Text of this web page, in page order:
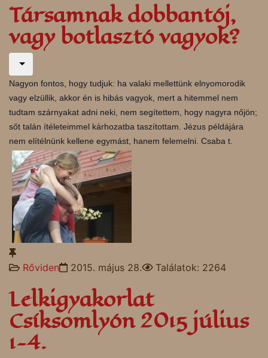
Társamnak dobbantój,
vagy botlasztó vagyok?
Nagyon fontos, hogy tudjuk: ha valaki mellettünk elnyomorodik
vagy elzüllik, akkor én is hibás vagyok, mert a hitemmel nem
tudtam szárnyakat adni neki, nem segítettem, hogy nagyra nőjön;
sőt talán ítéleteimmel kárhozatba taszítottam. Jézus példájára
nem elítélnünk kellene egymást, hanem felemelni. Csaba t.
Rőviden 2015. május 28. Találatok: 2264
Lelkigyakorlat
Csíksomlyón 2015 július
1-4.